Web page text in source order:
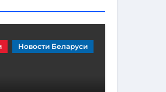
Новости Беларуси